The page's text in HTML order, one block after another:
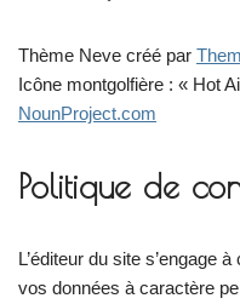
Thème Neve créé par
Icône montgolfière : « Hot
NounProject.com
Politique de
L’éditeur du site s’engage
vos données à caractère